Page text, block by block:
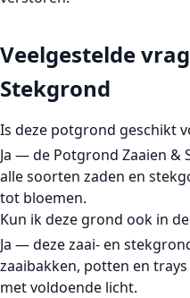
Veelgestelde
Stekgrond
Is deze potgrond geschikt
Ja — de Potgrond Zaaien &
alle soorten zaden en
tot bloemen.
Kun ik deze grond ook in
Ja — deze zaai- en
zaaibakken, potten en
met voldoende licht.